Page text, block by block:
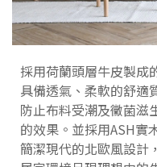
採用荷蘭頭層牛皮製成
具備透氣、柔軟的舒適
防止布料受潮及黴菌滋
的效果。並採用ASH實
簡潔現代的北歐風設計